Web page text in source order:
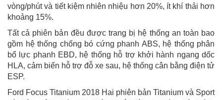
vòng/phút và tiết kiệm nhiên nhiệu hơn 20%, ít khí thải hơn
khoảng 15%.
Tất cả phiên bản đều được trang bị hệ thống an toàn bao
gồm hệ thống chống bó cứng phanh ABS, hệ thống phân
bổ lực phanh EBD, hệ thống hỗ trợ khởi hành ngang dốc
HLA, cảm biến hỗ trợ đỗ xe sau, hệ thống cân bằng điện tử
ESP.
Ford Focus Titanium 2018 Hai phiên bản Titanium và Sport